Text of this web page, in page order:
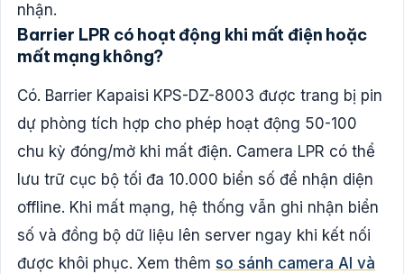
nhận.
Barrier LPR có hoạt động khi mất điện hoặc
mất mạng không?
Có. Barrier Kapaisi KPS-DZ-8003 được trang bị pin
dự phòng tích hợp cho phép hoạt động 50-100
chu kỳ đóng/mở khi mất điện. Camera LPR có thể
lưu trữ cục bộ tối đa 10.000 biển số để nhận diện
offline. Khi mất mạng, hệ thống vẫn ghi nhận biển
số và đồng bộ dữ liệu lên server ngay khi kết nối
được khôi phục. Xem thêm so sánh camera AI và